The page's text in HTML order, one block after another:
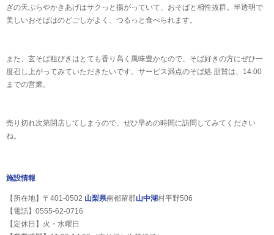
ぎの天ぷらやかきあげはサクっと揚がっていて、おそばと相性抜群。半透明で
美しいおそばはのどごしがよく、つるっと食べられます。
また、玄そば粗びきはとても香り高く風味豊かなので、そば好きの方にぜひ一
度召し上がってみていただきたいです。サービス満点のそば処 朋賛は、14:00
までの営業。
売り切れ次第閉店してしまうので、ぜひ早めの時間に訪問してみてください
ね。
施設情報
【所在地】〒401-0502 山梨県南都留郡山中湖村平野506
【電話】0555-62-0716
【定休日】火・水曜日